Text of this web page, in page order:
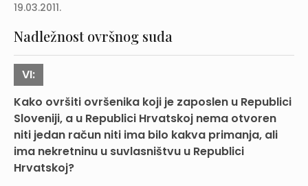
19.03.2011.
Nadležnost ovršnog suda
VI:
Kako ovršiti ovršenika koji je zaposlen u Republici
Sloveniji, a u Republici Hrvatskoj nema otvoren
niti jedan račun niti ima bilo kakva primanja, ali
ima nekretninu u suvlasništvu u Republici
Hrvatskoj?